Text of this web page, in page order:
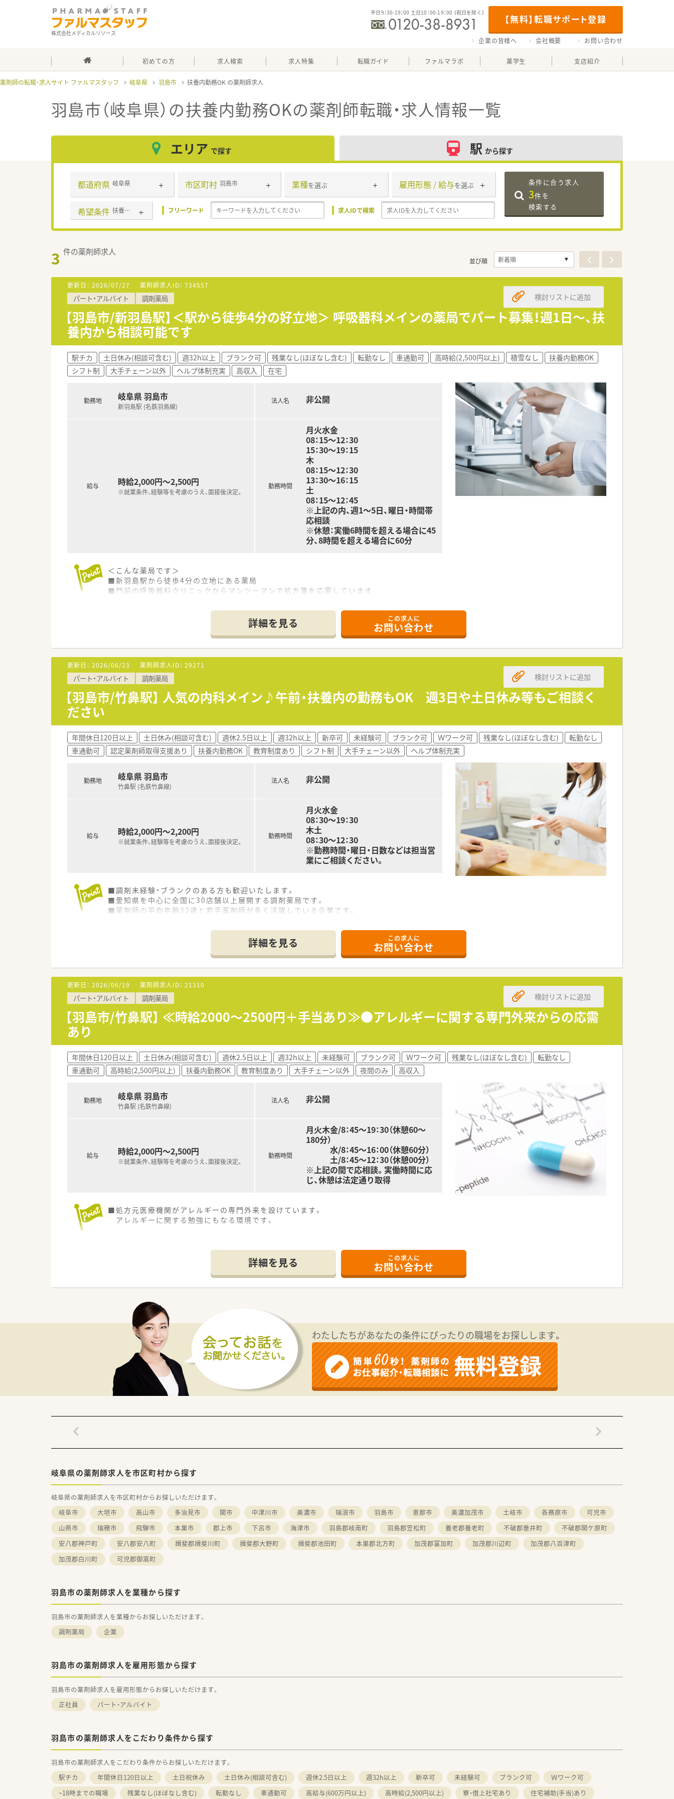
株式会社メディカルリソース
【無料】転職サポート登録
平日9：30-19：00 土日10：00-19：00 （祝日を除く）
企業の皆様へ 会社概要 お問い合わせ
初めての方 求人検索 求人特集 転職ガイド ファルマラボ 薬学生 支店紹介
薬剤師の転職・求人サイト ファルマスタッフ 岐阜県 羽島市 扶養内勤務OK
羽島市（岐阜県）の扶養内勤務OKの薬剤師転職・求人情報一覧
エリア で探す 駅 から探す
都道府県 岐阜県 市区町村 羽島市 業種を選ぶ 雇用形態 / 給与を選ぶ
希望条件 扶養内勤務OK フリーワード 求人IDで検索
条件に合う求人
3件を
検索する
3 件の薬剤師求人
並び順
更新日： 2026/07/27 薬剤師求人ID： 734557
パート・アルバイト 調剤薬局
【羽島市/新羽島駅】＜駅から徒歩4分の好立地＞ 呼吸器科メインの薬局でパート募集！週1日～、扶
養内から相談可能です
検討リストに追加
駅チカ 土日休み(相談可含む) 週32h以上 ブランク可 残業なし(ほぼなし含む) 転勤なし 車通勤可 高時給(2,500円以上) 積雪なし
扶養内勤務OK
シフト制
大手チェーン以外 ヘルプ体制充実 高収入 在宅
勤務地 岐阜県 羽島市
新羽島駅 (名鉄羽島線)
給与 時給2,000円～2,500円
※就業条件、経験等を考慮のうえ、面接後決定。
法人名 非公開
勤務時間
月火水金
08：15～12：30
15：30～19：15
木
08：15～12：30
13：30～16：15
土
08：15～12：45
※上記の内、週1～5日、曜日・時間帯
応相談
※休憩：実働6時間を超える場合に45
分、8時間を超える場合に60分
＜こんな薬局です＞
■新羽島駅から徒歩4分の立地にある薬局
■門前の呼吸器科クリニックからマンツーマンで処方箋を応需しています
■扶養範囲内から検討可能なので、まずは働ける条件をお問合せ下さい
■ヘルプ体制が整っており、お休みの融通が利きやすいのも魅力です
詳細を見る この求人に
お問い合わせ
更新日： 2026/06/23 薬剤師求人ID： 29271
パート・アルバイト 調剤薬局
【羽島市/竹鼻駅】 人気の内科メイン♪午前・扶養内の勤務もOK 週3日や土日休み等もご相談く
ださい
検討リストに追加
年間休日120日以上 土日休み(相談可含む) 週休2.5日以上 週32h以上 新卒可 未経験可 ブランク可 Ｗワーク可 残業なし(ほぼなし含む)
転勤なし
車通勤可
認定薬剤師取得支援あり 扶養内勤務OK 教育制度あり シフト制 大手チェーン以外 ヘルプ体制充実
勤務地 岐阜県 羽島市
竹鼻駅 (名鉄竹鼻線)
給与 時給2,000円～2,200円
※就業条件、経験等を考慮のうえ、面接後決定。
法人名 非公開
勤務時間
月火水金
08：30～19：30
木土
08：30～12：30
※勤務時間・曜日・日数などは担当営
業にご相談ください。
■調剤未経験・ブランクのある方も歓迎いたします。
■愛知県を中心に全国に30店舗以上展開する調剤薬局です。
■薬剤師の平均年齢32歳と若手薬剤師が多く活躍している企業です。
詳細を見る この求人に
お問い合わせ
更新日： 2026/06/19 薬剤師求人ID： 21310
パート・アルバイト 調剤薬局
【羽島市/竹鼻駅】 ≪時給2000～2500円＋手当あり≫●アレルギーに関する専門外来からの応需
あり
検討リストに追加
年間休日120日以上 土日休み(相談可含む) 週休2.5日以上 週32h以上 未経験可 ブランク可 Ｗワーク可 残業なし(ほぼなし含む)
転勤なし
車通勤可
高時給(2,500円以上) 扶養内勤務OK 教育制度あり 大手チェーン以外 夜間のみ 高収入
勤務地 岐阜県 羽島市
竹鼻駅 (名鉄竹鼻線)
給与 時給2,000円～2,500円
※就業条件、経験等を考慮のうえ、面接後決定。
法人名 非公開
勤務時間
月火木金/8：45～19：30（休憩60～
180分）
水/8：45～16：00（休憩60分）
土/8：45～12：30（休憩00分）
※上記の間で応相談。実働時間に応
じ、休憩は法定通り取得
■処方元医療機関がアレルギーの専門外来を設けています。
アレルギーに関する勉強にもなる環境です。
詳細を見る この求人に
お問い合わせ
わたしたちがあなたの条件にぴったりの職場をお探しします。
岐阜県の薬剤師求人を市区町村から探す
岐阜県の薬剤師求人を市区町村からお探しいただけます。
岐阜市
大垣市 高山市 多治見市 関市 中津川市 美濃市 瑞浪市 羽島市 恵那市 美濃加茂市 土岐市 各務原市
可児市
山県市
瑞穂市 飛騨市 本巣市 郡上市 下呂市 海津市 羽島郡岐南町 羽島郡笠松町 養老郡養老町 不破郡垂井町
不破郡関ケ原町
安八郡神戸町
安八郡安八町 揖斐郡揖斐川町 揖斐郡大野町 揖斐郡池田町 本巣郡北方町 加茂郡富加町 加茂郡川辺町
加茂郡八百津町
加茂郡白川町
可児郡御嵩町
羽島市の薬剤師求人を業種から探す
羽島市の薬剤師求人を業種からお探しいただけます。
調剤薬局
企業
羽島市の薬剤師求人を雇用形態から探す
羽島市の薬剤師求人を雇用形態からお探しいただけます。
正社員
パート・アルバイト
羽島市の薬剤師求人をこだわり条件から探す
羽島市の薬剤師求人をこだわり条件からお探しいただけます。
駅チカ
年間休日120日以上 土日祝休み 土日休み(相談可含む) 週休2.5日以上 週32h以上 新卒可 未経験可 ブランク可
Ｗワーク可
~18時までの職場
残業なし(ほぼなし含む) 転勤なし 車通勤可 高給与(600万円以上) 高時給(2,500円以上) 寮・借上社宅あり 住宅補助(手当)あり